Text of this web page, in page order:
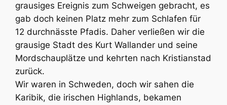
grausiges Ereignis zum Schweigen gebracht, es
gab doch keinen Platz mehr zum Schlafen für
12 durchnässte Pfadis. Daher verließen wir die
grausige Stadt des Kurt Wallander und seine
Mordschauplätze und kehrten nach Kristianstad
zurück.
Wir waren in Schweden, doch wir sahen die
Karibik, die irischen Highlands, bekamen